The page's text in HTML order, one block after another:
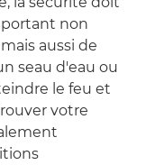
non
aussi de
seau d'eau ou
le feu et
votre